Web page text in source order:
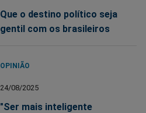
Que o destino político seja
gentil com os brasileiros
OPINIÃO
24/08/2025
"Ser mais inteligente